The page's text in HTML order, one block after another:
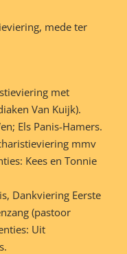
mede ter
met
Van Kuijk).
Els Panis-Hamers.
mmv
Kees en Tonnie
Dankviering Eerste
(pastoor
Uit